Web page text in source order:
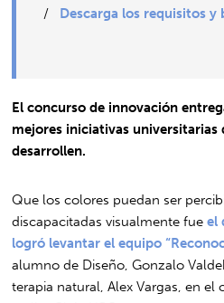
/ Descarga los requisitos y
El concurso de innovación
mejores iniciativas universitarias
desarrollen.
Que los colores puedan ser
discapacitadas visualmente fue el
logró levantar el equipo
alumno de Diseño, Gonzalo
terapia natural, Alex Vargas, en